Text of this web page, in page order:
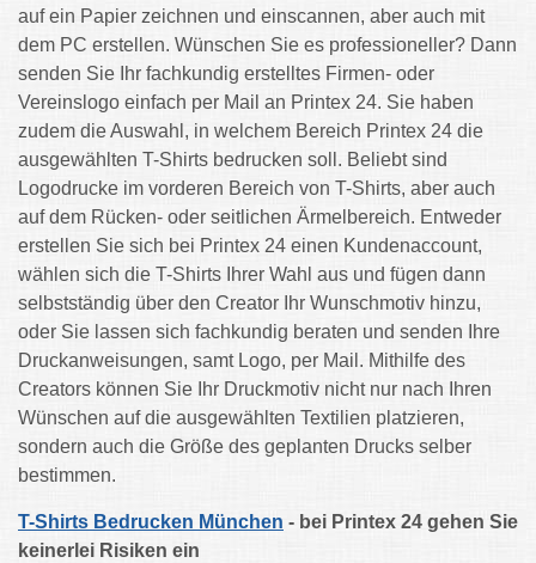
auf ein Papier zeichnen und einscannen, aber auch mit
dem PC erstellen. Wünschen Sie es professioneller? Dann
senden Sie Ihr fachkundig erstelltes Firmen- oder
Vereinslogo einfach per Mail an Printex 24. Sie haben
zudem die Auswahl, in welchem Bereich Printex 24 die
ausgewählten T-Shirts bedrucken soll. Beliebt sind
Logodrucke im vorderen Bereich von T-Shirts, aber auch
auf dem Rücken- oder seitlichen Ärmelbereich. Entweder
erstellen Sie sich bei Printex 24 einen Kundenaccount,
wählen sich die T-Shirts Ihrer Wahl aus und fügen dann
selbstständig über den Creator Ihr Wunschmotiv hinzu,
oder Sie lassen sich fachkundig beraten und senden Ihre
Druckanweisungen, samt Logo, per Mail. Mithilfe des
Creators können Sie Ihr Druckmotiv nicht nur nach Ihren
Wünschen auf die ausgewählten Textilien platzieren,
sondern auch die Größe des geplanten Drucks selber
bestimmen.
T-Shirts Bedrucken München - bei Printex 24 gehen Sie
keinerlei Risiken ein